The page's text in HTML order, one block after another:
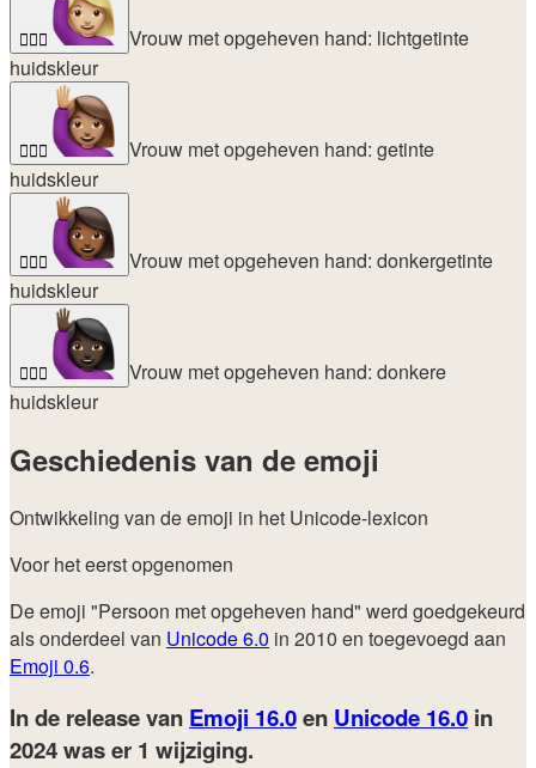
🙋🏼‍♀️
Vrouw met opgeheven hand: lichtgetinte
huidskleur
🙋🏽‍♀️
Vrouw met opgeheven hand: getinte
huidskleur
🙋🏾‍♀️
Vrouw met opgeheven hand: donkergetinte
huidskleur
🙋🏿‍♀️
Vrouw met opgeheven hand: donkere
huidskleur
Geschiedenis van de emoji
Ontwikkeling van de emoji in het Unicode-lexicon
Voor het eerst opgenomen
De emoji "Persoon met opgeheven hand" werd goedgekeurd
als onderdeel van Unicode 6.0 in 2010 en toegevoegd aan
Emoji 0.6.
In de release van Emoji 16.0en Unicode 16.0 in
2024was er 1 wijziging.